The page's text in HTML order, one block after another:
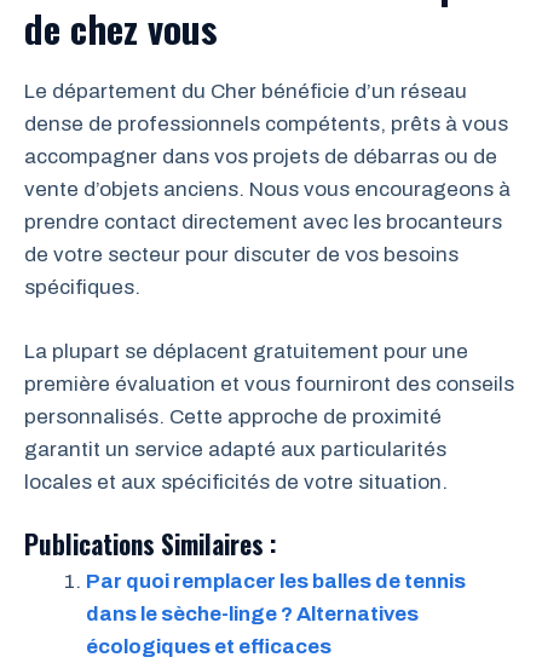
de chez vous
Le département du Cher bénéficie d’un réseau
dense de professionnels compétents, prêts à vous
accompagner dans vos projets de débarras ou de
vente d’objets anciens. Nous vous encourageons à
prendre contact directement avec les brocanteurs
de votre secteur pour discuter de vos besoins
spécifiques.
La plupart se déplacent gratuitement pour une
première évaluation et vous fourniront des conseils
personnalisés. Cette approche de proximité
garantit un service adapté aux particularités
locales et aux spécificités de votre situation.
Publications Similaires :
Par quoi remplacer les balles de tennis
dans le sèche-linge ? Alternatives
écologiques et efficaces